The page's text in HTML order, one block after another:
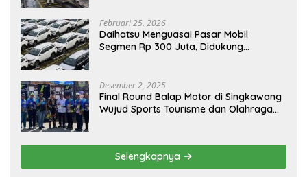
Februari 25, 2026
Daihatsu Menguasai Pasar Mobil
Segmen Rp 300 Juta, Didukung
Desember 2, 2025
Final Round Balap Motor di Singkawang
Wujud Sports Tourisme dan Olahraga
Selengkapnya